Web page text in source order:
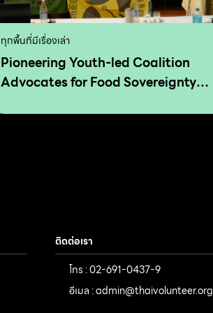
ทุกพื้นที่มีเรื่องเล่า
Pioneering Youth-led Coalition
Advocates for Food Sovereignty
ติดต่อเรา
โทร : 02-691-0437-9
อีเมล : admin@thaivolunteer.org